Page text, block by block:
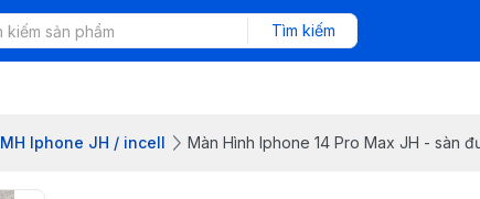
Tìm kiếm
MH Iphone JH / incell Màn Hình Iphone 14 Pro Max JH - sàn